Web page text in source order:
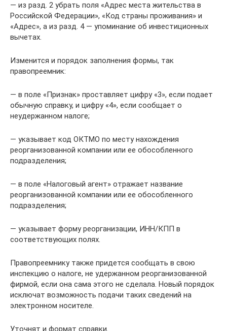
— из разд. 2 убрать поля «Адрес места жительства в
Российской Федерации», «Код страны проживания» и
«Адрес», а из разд. 4 — упоминание об инвестиционных
вычетах.
Изменится и порядок заполнения формы, так
правопреемник:
— в поле «Признак» проставляет цифру «3», если подает
обычную справку, и цифру «4», если сообщает о
неудержанном налоге;
— указывает код ОКТМО по месту нахождения
реорганизованной компании или ее обособленного
подразделения;
— в поле «Налоговый агент» отражает название
реорганизованной компании или ее обособленного
подразделения;
— указывает форму реорганизации, ИНН/КПП в
соответствующих полях.
Правопреемнику также придется сообщать в свою
инспекцию о налоге, не удержанном реорганизованной
фирмой, если она сама этого не сделала. Новый порядок
исключат возможность подачи таких сведений на
электронном носителе.
Уточнят и формат справки.